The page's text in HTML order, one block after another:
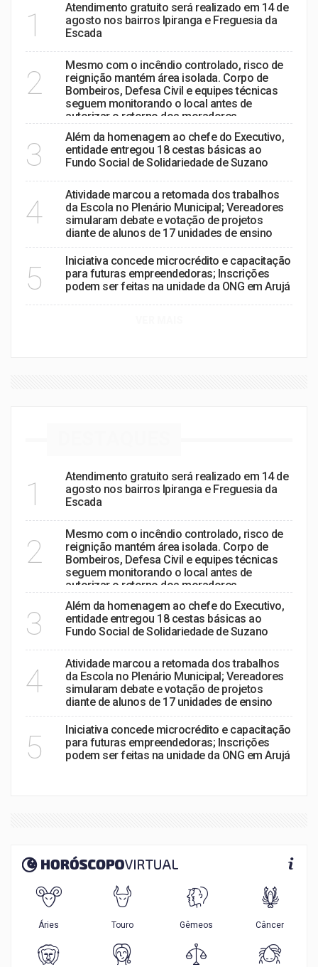
1
Atendimento gratuito será realizado em 14 de
agosto nos bairros Ipiranga e Freguesia da
Escada
2
Mesmo com o incêndio controlado, risco de
reignição mantém área isolada. Corpo de
Bombeiros, Defesa Civil e equipes técnicas
seguem monitorando o local antes de
autorizar o retorno dos moradores.
3
Além da homenagem ao chefe do Executivo,
entidade entregou 18 cestas básicas ao
Fundo Social de Solidariedade de Suzano
4
Atividade marcou a retomada dos trabalhos
da Escola no Plenário Municipal; Vereadores
simularam debate e votação de projetos
diante de alunos de 17 unidades de ensino
5
Iniciativa concede microcrédito e capacitação
para futuras empreendedoras; Inscrições
podem ser feitas na unidade da ONG em Arujá
1
Atendimento gratuito será realizado em 14 de
agosto nos bairros Ipiranga e Freguesia da
Escada
2
Mesmo com o incêndio controlado, risco de
reignição mantém área isolada. Corpo de
Bombeiros, Defesa Civil e equipes técnicas
seguem monitorando o local antes de
autorizar o retorno dos moradores.
3
Além da homenagem ao chefe do Executivo,
entidade entregou 18 cestas básicas ao
Fundo Social de Solidariedade de Suzano
4
Atividade marcou a retomada dos trabalhos
da Escola no Plenário Municipal; Vereadores
simularam debate e votação de projetos
diante de alunos de 17 unidades de ensino
5
Iniciativa concede microcrédito e capacitação
para futuras empreendedoras; Inscrições
podem ser feitas na unidade da ONG em Arujá